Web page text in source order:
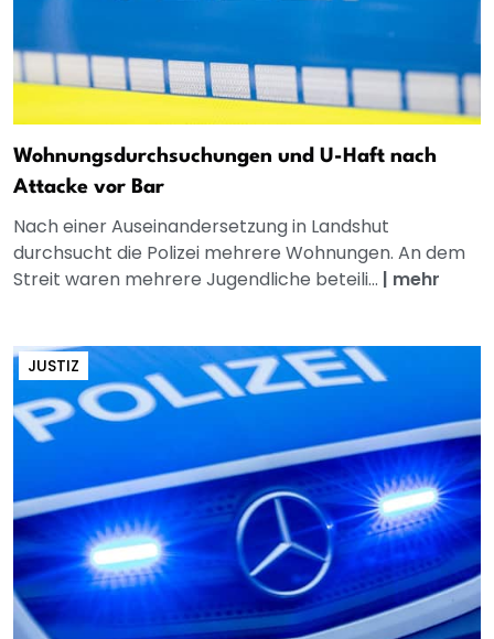
Wohnungsdurchsuchungen und U-Haft nach
Attacke vor Bar
Nach einer Auseinandersetzung in Landshut
durchsucht die Polizei mehrere Wohnungen. An dem
Streit waren mehrere Jugendliche beteili... | mehr
JUSTIZ